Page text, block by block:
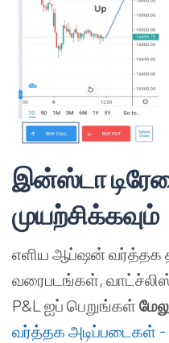
இன்ஸ்டா
முயற்சிக்கவும்
எளிய ஆப்ஷன் வர்த்தக
வரைபடங்கள்,
P&L ஐப் பெறுங்கள்
வர்த்தக அடிப்படைகள் -